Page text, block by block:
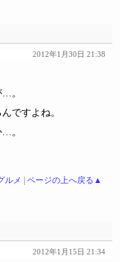
2012年1月30日 21:38
。
ですよね。
。
ルメ | ページの上へ戻る▲
2012年1月15日 21:34